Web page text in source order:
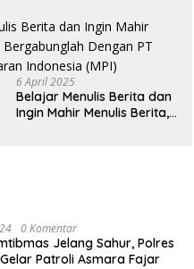
Belakang Perumahan GKR
Cluster Lotus
6 April 2025
Belajar Menulis Berita dan
Ingin Mahir Menulis Berita,
0 Komentar
Jelang Sahur, Polres
Patroli Asmara Fajar